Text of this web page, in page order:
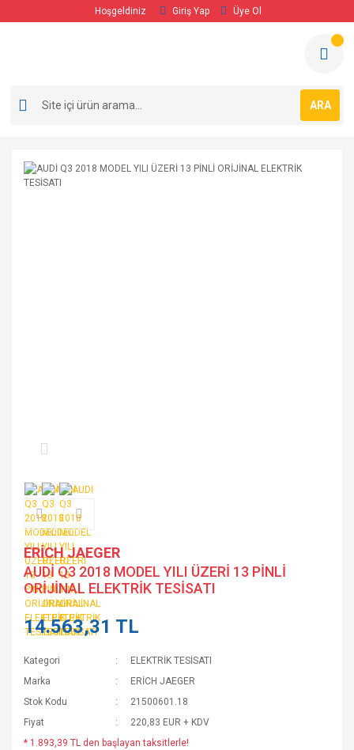
Hoşgeldiniz Giriş Yap Üye Ol
ARA
ERİCH JAEGER
AUDİ Q3 2018 MODEL YILI ÜZERİ 13 PİNLİ
ORİJİNAL ELEKTRİK TESİSATI
14.563,31 TL
Kategori
ELEKTRİK TESİSATI
Marka
ERİCH JAEGER
Stok Kodu
21500601.18
Fiyat
220,83 EUR + KDV
* 1.893,39 TL den başlayan taksitlerle!